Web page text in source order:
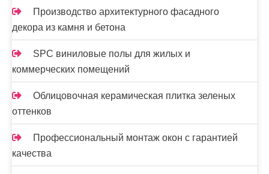
Производство архитектурного фасадного
декора из камня и бетона
SPC виниловые полы для жилых и
коммерческих помещений
Облицовочная керамическая плитка зеленых
оттенков
Профессиональный монтаж окон с гарантией
качества